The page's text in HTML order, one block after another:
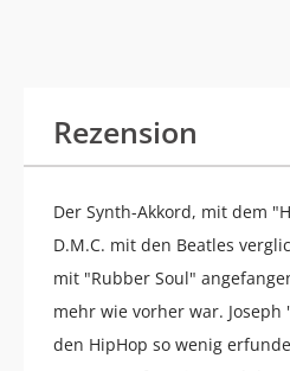
Rezension
Der Synth-Akkord, mit dem
D.M.C. mit den Beatles
mit "Rubber Soul"
mehr wie vorher war. Joseph
den HipHop so wenig